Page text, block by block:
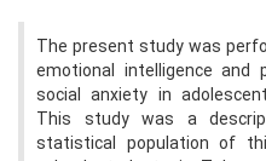
The present study was
emotional intelligence
social anxiety in
This study was a
statistical population of